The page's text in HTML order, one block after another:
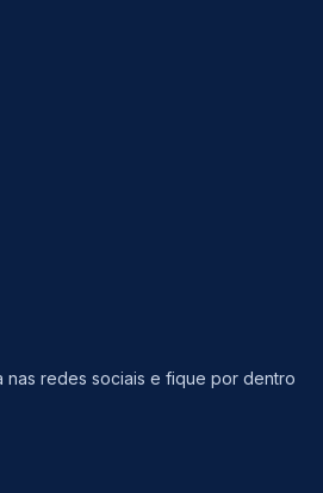
nas redes sociais e fique por dentro